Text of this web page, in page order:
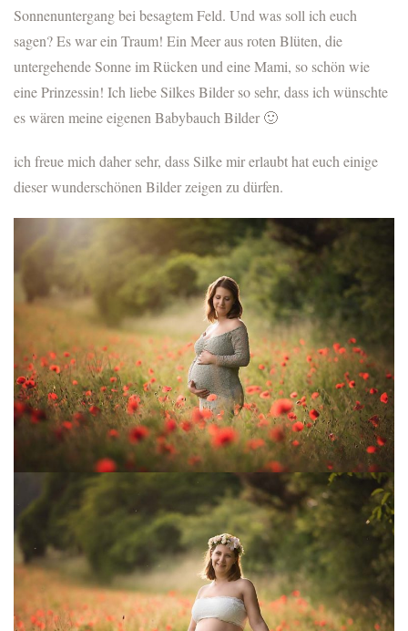
Sonnenuntergang bei besagtem Feld. Und was soll ich euch
sagen? Es war ein Traum! Ein Meer aus roten Blüten, die
untergehende Sonne im Rücken und eine Mami, so schön wie
eine Prinzessin! Ich liebe Silkes Bilder so sehr, dass ich wünschte
es wären meine eigenen Babybauch Bilder 🙂
ich freue mich daher sehr, dass Silke mir erlaubt hat euch einige
dieser wunderschönen Bilder zeigen zu dürfen.